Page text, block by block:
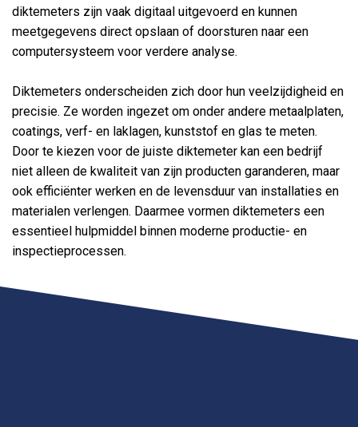
diktemeters zijn vaak digitaal uitgevoerd en kunnen
meetgegevens direct opslaan of doorsturen naar een
computersysteem voor verdere analyse.
Diktemeters onderscheiden zich door hun veelzijdigheid en
precisie. Ze worden ingezet om onder andere metaalplaten,
coatings, verf- en laklagen, kunststof en glas te meten.
Door te kiezen voor de juiste diktemeter kan een bedrijf
niet alleen de kwaliteit van zijn producten garanderen, maar
ook efficiënter werken en de levensduur van installaties en
materialen verlengen. Daarmee vormen diktemeters een
essentieel hulpmiddel binnen moderne productie- en
inspectieprocessen.